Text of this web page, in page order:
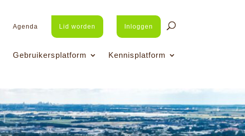
Agenda Lid worden Inloggen
Gebruikersplatform Kennisplatform